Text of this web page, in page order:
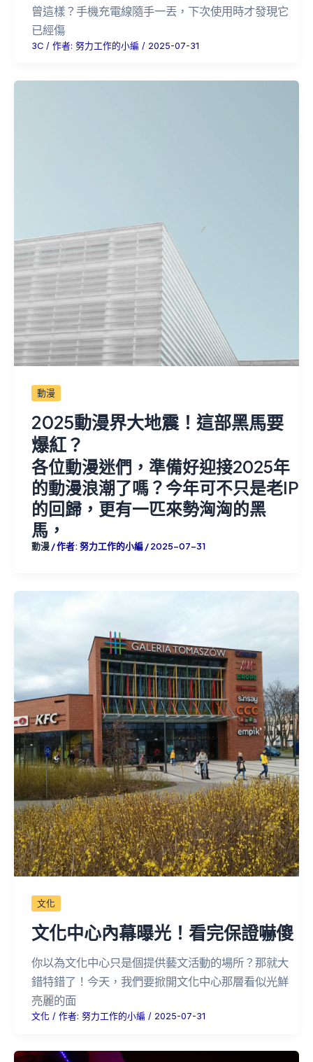
曾這樣？手機充電線隨手一丟，下次使用時才發現它
已經傷
3C/ 作者: 努力工作的小編 / 2025-07-31
動漫
2025動漫界大地震！這部黑馬要
爆紅？
各位動漫迷們，準備好迎接2025年
的動漫浪潮了嗎？今年可不只是老IP
的回歸，更有一匹來勢洶洶的黑
馬，
動漫/ 作者:努力工作的小編/2025-07-31
文化
文化中心內幕曝光！看完保證嚇傻
你以為文化中心只是個提供藝文活動的場所？那就大
錯特錯了！今天，我們要掀開文化中心那層看似光鮮
亮麗的面
文化 / 作者: 努力工作的小編 / 2025-07-31